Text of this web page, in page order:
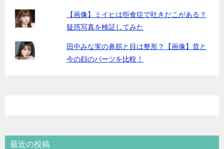
【画像】ミイヒは拒食症で吐きだこがある？
疑惑写真を検証してみた
田中みな実の鼻筋と目は整形？【画像】昔と
今の顔のパーツを比較！
最近の投稿